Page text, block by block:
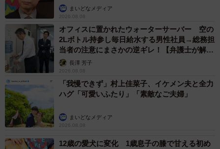
まいどなメディア
2026.08.08
オフィスに置かれたウォーターサーバー 空の
2Lボトル持参し毎日給水する男性社員→総務担
当者の注意にまさかの逆ギレ！【弁護士が解
説】長澤 芳子
2026.08.08
「我慢できず」村上佳菜子、イケメン夫と全力
ハグ「可愛いふたり」「素敵なご夫婦」
まいどなメディア
2026.08.08
12歳の愛犬に変化 1歳息子の膝で甘える初め